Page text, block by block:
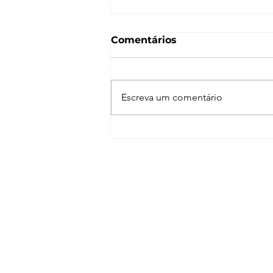
Comentários
Escreva um comentário